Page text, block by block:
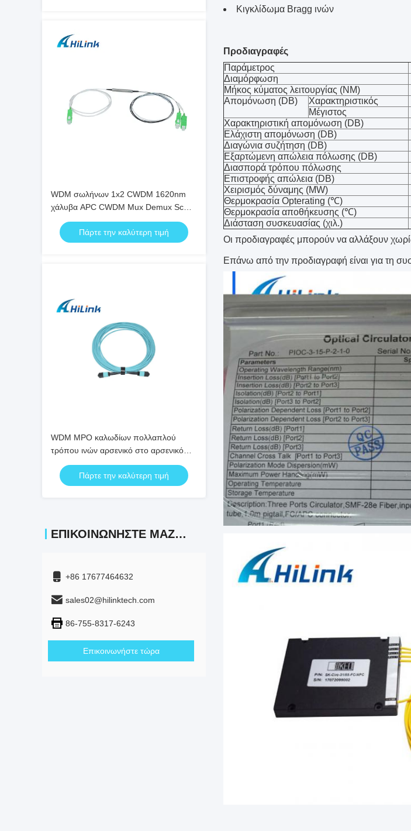
WDM σωλήνων 1x2 CWDM 1620nm
χάλυβα APC CWDM Mux Demux Sc
οπτικών ινών
Πάρτε την καλύτερη τιμή
WDM MPO καλωδίων πολλαπλού
τρόπου ινών αρσενικό στο αρσενικό
σκοινί 24 πυρήνας OM4 10M
μπαλωμάτων MPO
Πάρτε την καλύτερη τιμή
ΕΠΙΚΟΙΝΩΝΉΣΤΕ ΜΑΖΊ ΜΑΣ
+86 17677464632
sales02@hilinktech.com
86-755-8317-6243
Επικοινωνήστε τώρα
Κιγκλίδωμα Bragg ινών
Προδιαγραφές
Παράμετρος
Διαμόρφωση
Μήκος κύματος λειτουργίας (NM)
Απομόνωση (DB)
Χαρακτηριστικός
Μέγιστος
Χαρακτηριστική απομόνωση (DB)
Ελάχιστη απομόνωση (DB)
Διαγώνια συζήτηση (DB)
Εξαρτώμενη απώλεια πόλωσης (DB)
Διασπορά τρόπου πόλωσης
Επιστροφής απώλεια (DB)
Χειρισμός δύναμης (MW)
Θερμοκρασία Opterating (℃)
Θερμοκρασία αποθήκευσης (℃)
Διάσταση συσκευασίας (χιλ.)
Οι προδιαγραφές μπορούν να αλλάξουν
Επάνω από την προδιαγραφή είναι για τη